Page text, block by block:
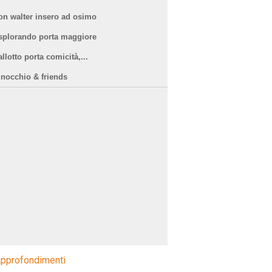
walter insero ad osimo
porta maggiore
porta comicità,...
& friends